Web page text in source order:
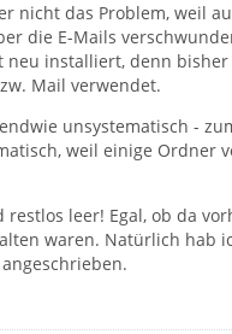
nicht das Problem, weil
die E-Mails
neu installiert, denn
Mail verwendet.
unsystematisch -
weil einige Ordner
restlos leer! Egal, ob da
waren. Natürlich hab